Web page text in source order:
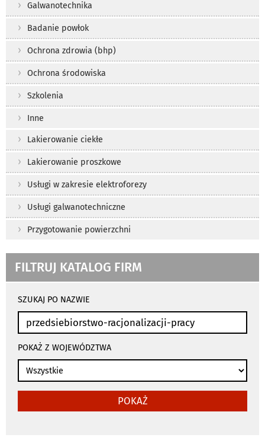
Galwanotechnika
Badanie powłok
Ochrona zdrowia (bhp)
Ochrona środowiska
Szkolenia
Inne
Lakierowanie ciekłe
Lakierowanie proszkowe
Usługi w zakresie elektroforezy
Usługi galwanotechniczne
Przygotowanie powierzchni
FILTRUJ KATALOG FIRM
wyszukiwania
automatycznie
SZUKAJ PO NAZWIE
POKAŻ Z WOJEWÓDZTWA
POKAŻ